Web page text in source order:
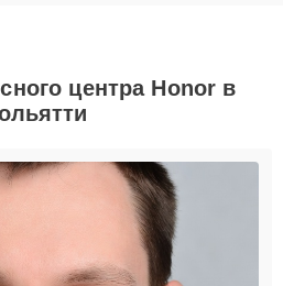
центра Honor в